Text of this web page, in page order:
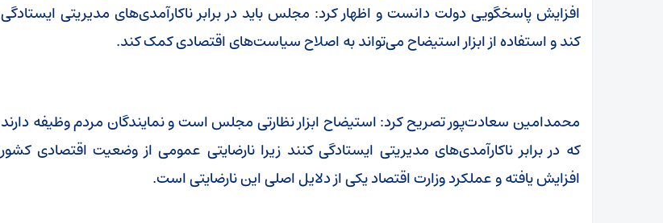
افزایش پاسخگویی دولت دانست و اظهار کرد: مجلس باید در برابر ناکارآمدی‌های مدیریتی ایستادگی
کند و استفاده از ابزار استیضاح می‌تواند به اصلاح سیاست‌های اقتصادی کمک کند.
محمدامین سعادت‌پور تصریح کرد: استیضاح ابزار نظارتی مجلس است و نمایندگان مردم وظیفه دارند
که در برابر ناکارآمدی‌های مدیریتی ایستادگی کنند زیرا نارضایتی عمومی از وضعیت اقتصادی کشور
افزایش یافته و عملکرد وزارت اقتصاد یکی از دلایل اصلی این نارضایتی است.